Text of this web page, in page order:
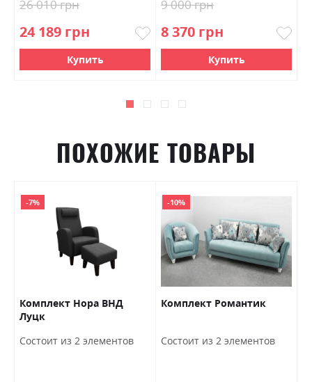
24 189 грн
26 010 грн
Купить
8 370 грн
9 000 грн
Купить
ПОХОЖИЕ ТОВАРЫ
-7%
Комплект Нора ВНД
Луцк
Состоит из 2 элементов
-10%
Комплект Романтик
Состоит из 2 элементов